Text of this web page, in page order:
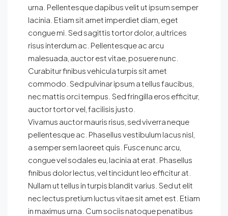
urna. Pellentesque dapibus velit ut ipsum semper
lacinia. Etiam sit amet imperdiet diam, eget
congue mi. Sed sagittis tortor dolor, a ultrices
risus interdum ac. Pellentesque ac arcu
malesuada, auctor est vitae, posuere nunc.
Curabitur finibus vehicula turpis sit amet
commodo. Sed pulvinar ipsum a tellus faucibus,
nec mattis orci tempus. Sed fringilla eros efficitur,
auctor tortor vel, facilisis justo.
Vivamus auctor mauris risus, sed viverra neque
pellentesque ac. Phasellus vestibulum lacus nisl,
a semper sem laoreet quis. Fusce nunc arcu,
congue vel sodales eu, lacinia at erat. Phasellus
finibus dolor lectus, vel tincidunt leo efficitur at.
Nullam ut tellus in turpis blandit varius. Sed ut elit
nec lectus pretium luctus vitae sit amet est. Etiam
in maximus urna. Cum sociis natoque penatibus